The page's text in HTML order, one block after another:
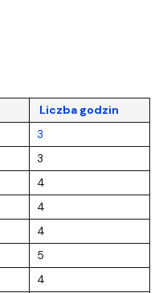
Liczba godzin
3
3
4
4
4
5
4